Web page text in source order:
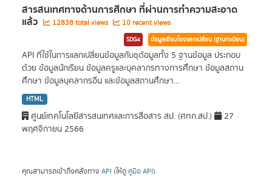
สารสนเทศทางด้านการศึกษา ที่ผ่านการทำความสะอาด
แล้ว 12838 total views 10 recent views
SDG4 ข้อมูลเชื่อมโยงแลกเปลี่ยน (ฐานทะเบียน)
API ที่ใช้ในการแลกเปลี่ยนข้อมูลกับชุด้อมูลทั้ง 5 ฐานข้อมูล ประกอบ
ด้วย ข้อมูลนักเรียน ข้อมูลครูและบุคลากรทางการศึกษา ข้อมูลสถาน
ศึกษา ข้อมูลบุคลากรอื่น และข้อมูลสถานศึกษา...
HTML
ศูนย์เทคโนโลยีสารสนเทศและการสื่อสาร สป. (ศทก.สป.)
27
พฤศจิกายน 2566
คุณสามารถเข้าถึงคลังทาง API (ให้ดู คู่มือ API).